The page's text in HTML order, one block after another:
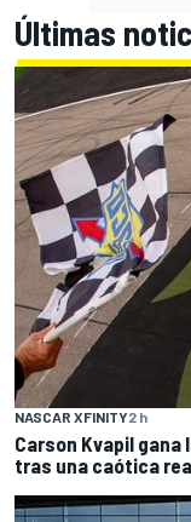
Últimas
NASCAR XFINITY2 h
Carson Kvapil gana
tras una caótica